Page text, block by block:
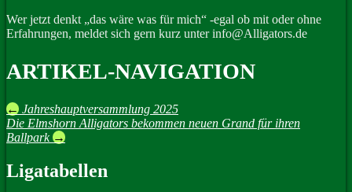
Wer jetzt denkt „das wäre was für mich“ -egal ob mit oder ohne
Erfahrungen, meldet sich gern kurz unter info@Alligators.de
ARTIKEL-NAVIGATION
← Jahreshauptversammlung 2025
Die Elmshorn Alligators bekommen neuen Grand für ihren
Ballpark→
Ligatabellen